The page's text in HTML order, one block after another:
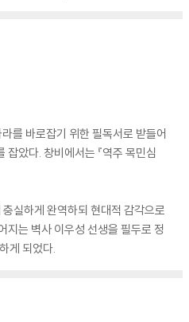
를 바로잡기 위한 필독서로 받들어
았다. 창비에서는 『역주 목민심
실하게 완역하되 현대적 감각으로
지는 벽사 이우성 선생을 필두로 정
게 되었다.